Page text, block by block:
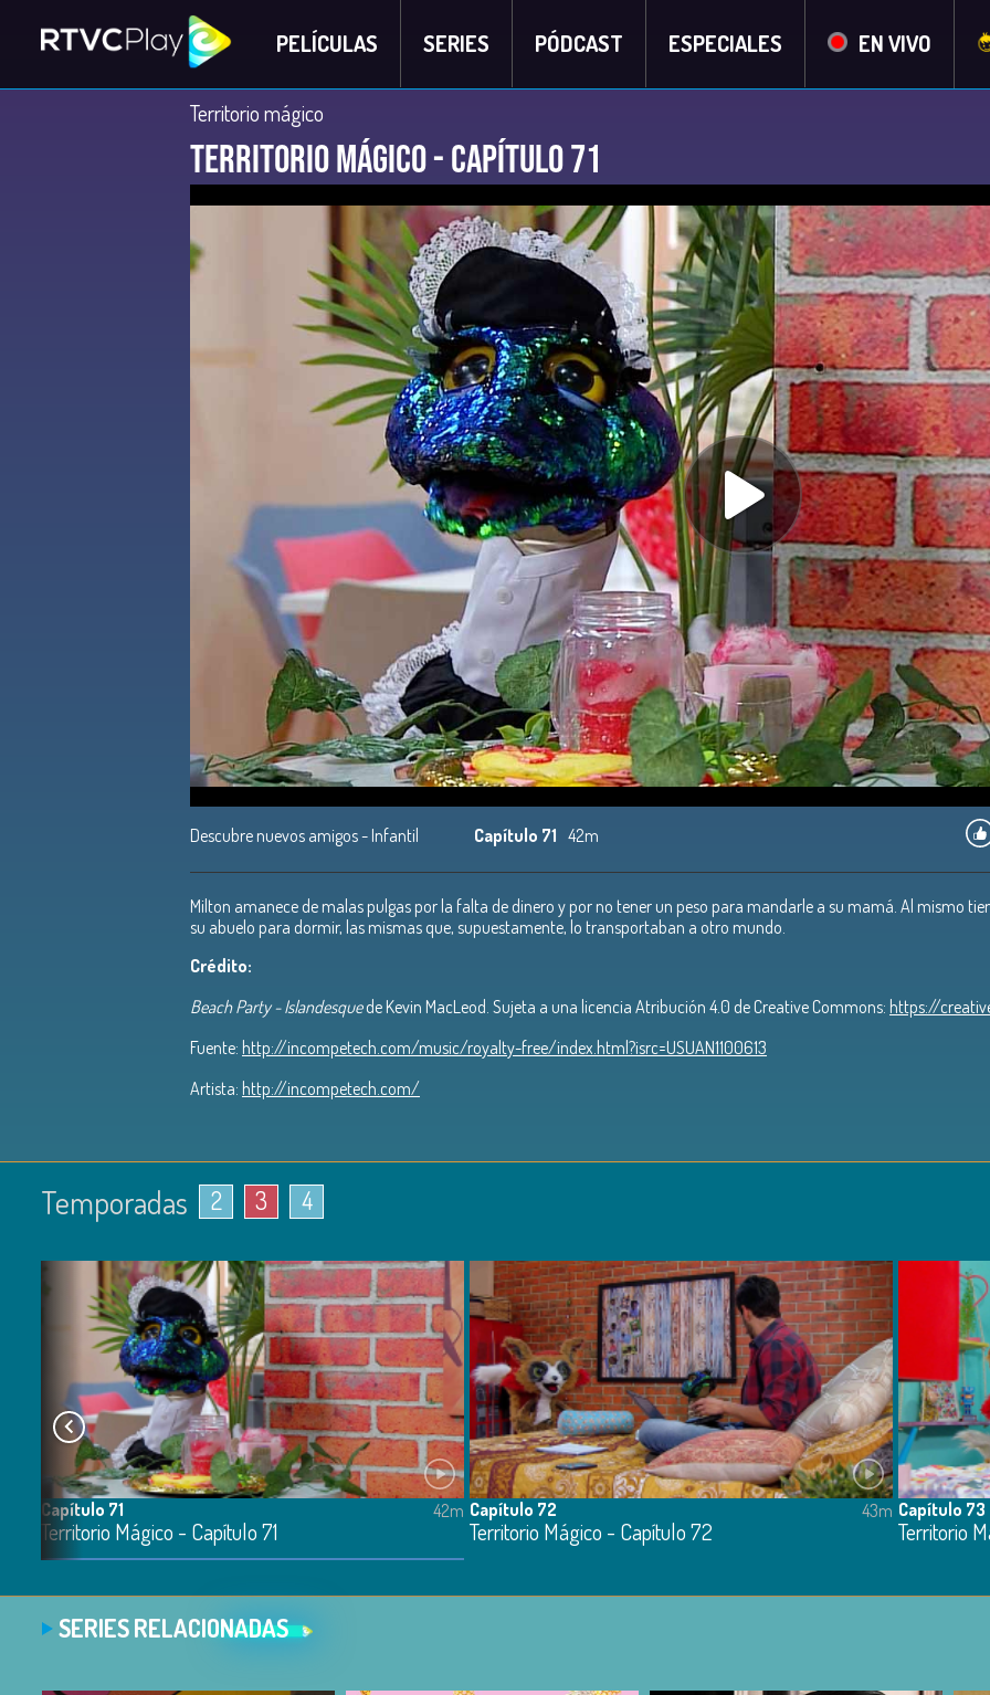
PELÍCULAS SERIES PÓDCAST ESPECIALES EN VIVO
Territorio mágico
Territorio Mágico - Capítulo 71
Descubre nuevos amigos - Infantil Capítulo 71 42m
Milton amanece de malas pulgas por la falta de dinero y por no tener un peso para mandarle a su mamá. Al mismo
su abuelo para dormir, las mismas que, supuestamente, lo transportaban a otro mundo.
Crédito:
Beach Party - Islandesquede Kevin MacLeod. Sujeta a una licencia Atribución 4.0 de Creative Commons: https://
Fuente: http://incompetech.com/music/royalty-free/index.html?isrc=USUAN1100613
Artista: http://incompetech.com/
Temporadas 2 3 4
Capítulo 71
Territorio Mágico - Capítulo 71
42m Capítulo 72
Territorio Mágico - Capítulo 72
43m Capítulo 73
Territorio
SERIES RELACIONADAS